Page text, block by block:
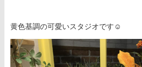
黄色基調の可愛いスタジオです☺